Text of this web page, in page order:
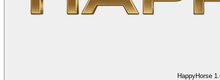
HappyHorse